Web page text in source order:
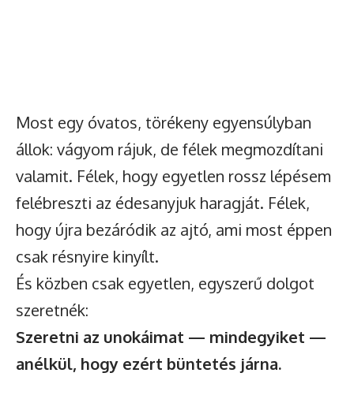
Most egy óvatos, törékeny egyensúlyban
állok: vágyom rájuk, de félek megmozdítani
valamit. Félek, hogy egyetlen rossz lépésem
felébreszti az édesanyjuk haragját. Félek,
hogy újra bezáródik az ajtó, ami most éppen
csak résnyire kinyílt.
És közben csak egyetlen, egyszerű dolgot
szeretnék:
Szeretni az unokáimat — mindegyiket —
anélkül, hogy ezért büntetés járna.